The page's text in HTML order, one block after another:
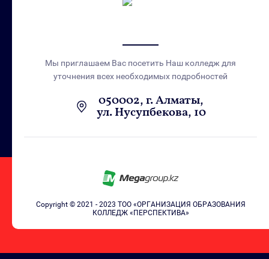
Мы приглашаем Вас посетить Наш колледж для
уточнения всех необходимых подробностей
050002, г. Алматы,
ул. Нусупбекова, 10
Copyright © 2021 - 2023 ТОО «ОРГАНИЗАЦИЯ ОБРАЗОВАНИЯ
КОЛЛЕДЖ «ПЕРСПЕКТИВА»